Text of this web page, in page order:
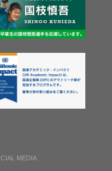
MEDIA